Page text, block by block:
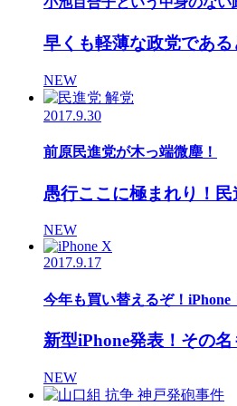
早くも軽薄な政党である
NEW
2017.9.30
前原民進党が木っ端微塵！
愚行ここに極まれり！
NEW
2017.9.17
今年も買い替えるぞ！iPhone
新型iPhone発表！その名
NEW